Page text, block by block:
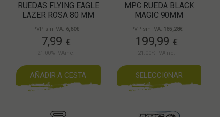
RUEDAS FLYING EAGLE
LAZER ROSA 80 MM
PVP sin IVA: 6,60€
7,99 €
21.00% IVAinc.
AÑADIR A CESTA
MPC RUEDA BLACK
MAGIC 90MM
PVP sin IVA: 165,28€
199,99 €
21.00% IVAinc.
SELECCIONAR